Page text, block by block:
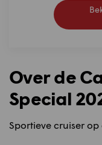
Over de
Special
Sportieve cruiser op